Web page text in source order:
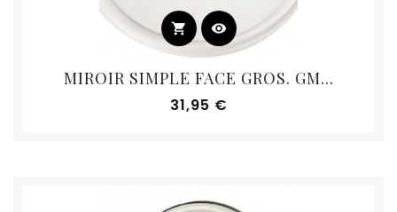
shopping_cart visibility
MIROIR SIMPLE FACE GROS. GM...
31,95 €